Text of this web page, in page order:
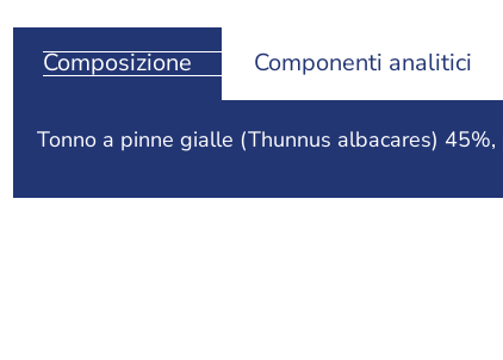
Composizione Componenti analitici
Tonno a pinne gialle (Thunnus albacares)